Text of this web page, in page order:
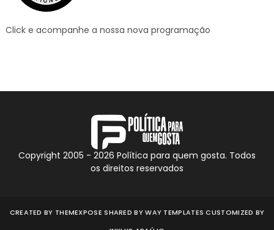
Click e acompanhe a nossa nova programação
Copyright 2005 - 2026 Política para quem gosta. Todos
os direitos reservados
CREATED BY THEMEXPOSE SHARED BYWAY TEMPLATES CUSTOMIZED BY